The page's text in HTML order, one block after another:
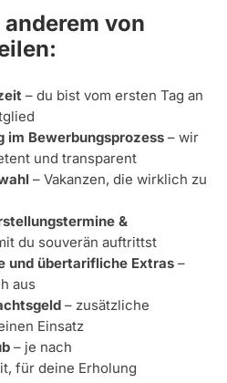
von
– du bist vom ersten Tag an
im Bewerbungsprozess – wir
und transparent
– Vakanzen, die wirklich zu
&
du souverän auftrittst
und übertarifliche Extras –
aus
– zusätzliche
Einsatz
– je nach
für deine Erholung